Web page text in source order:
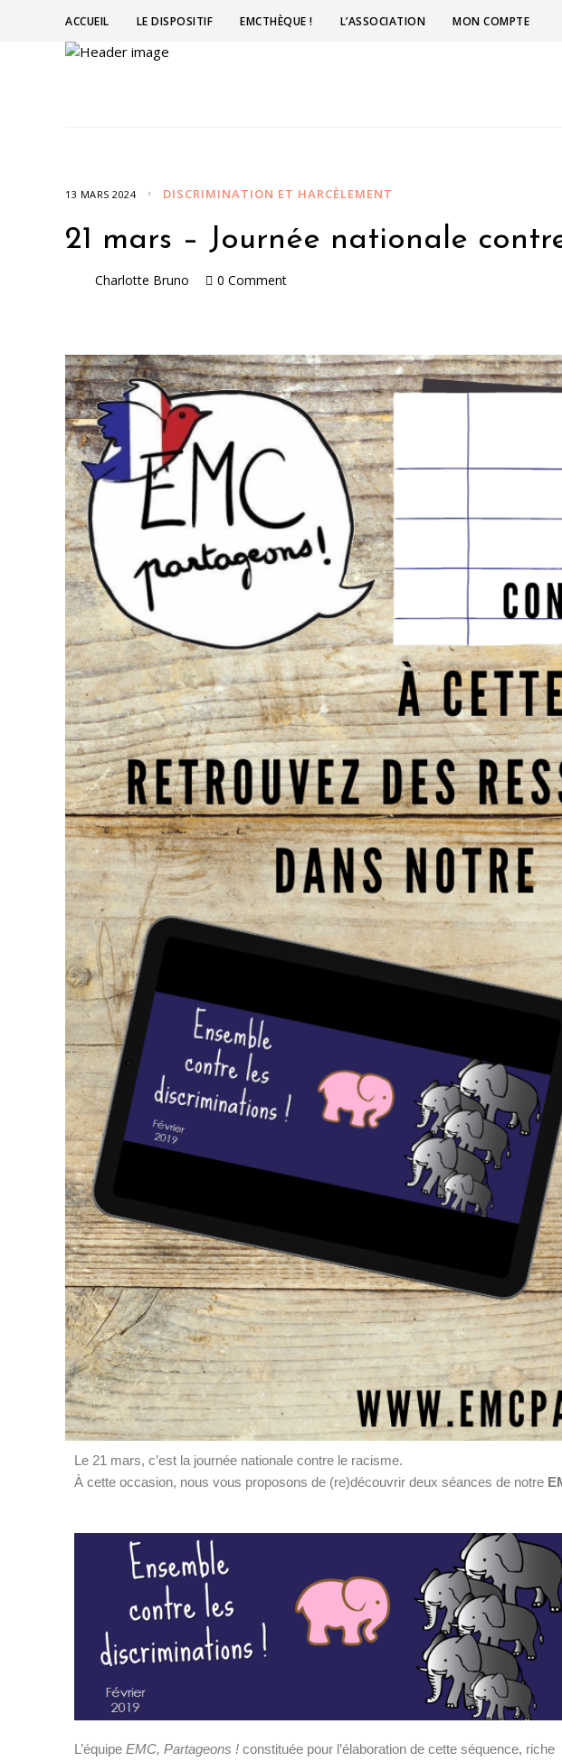
ACCUEIL LE DISPOSITIF EMCTHÈQUE ! L’ASSOCIATION MON COMPTE
13 MARS 2024 DISCRIMINATION ET HARCÈLEMENT
21 mars – Journée nationale
Charlotte Bruno 0 Comment
Le 21 mars, c’est la journée nationale contre le racisme.
À cette occasion, nous vous proposons de (re)découvrir deux séances de notre
L’équipe EMC, Partageons ! constituée pour l’élaboration de cette séquence, riche